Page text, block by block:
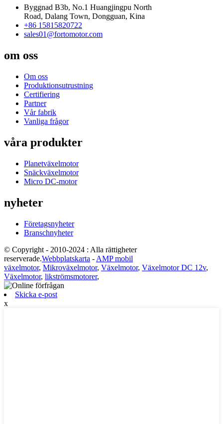
Byggnad B3b, No.1 Huangjingpu North
Road, Dalang Town, Dongguan, Kina
+86 15815820722
sales01@fortomotor.com
om oss
Om oss
Produktionsutrustning
Certifiering
Partner
Vår fabrik
Vanliga frågor
våra produkter
Planetväxelmotor
Snäckväxelmotor
Micro DC-motor
nyheter
Företagsnyheter
Branschnyheter
© Copyright - 2010-2024 : Alla rättigheter
reserverade.Webbplatskarta - AMP mobil
växelmotor, Mikroväxelmotor, Växelmotor, Växelmotor DC 12v,
Växelmotor, likströmsmotorer,
Skicka e-post
x